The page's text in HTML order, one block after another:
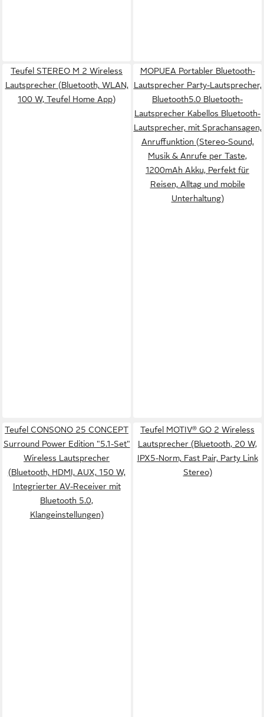
Teufel STEREO M 2 Wireless
Lautsprecher (Bluetooth, WLAN,
100 W, Teufel Home App)
MOPUEA Portabler Bluetooth-
Lautsprecher Party-Lautsprecher,
Bluetooth5.0 Bluetooth-
Lautsprecher Kabellos Bluetooth-
Lautsprecher, mit Sprachansagen,
Anruffunktion (Stereo-Sound,
Musik & Anrufe per Taste,
1200mAh Akku, Perfekt für
Reisen, Alltag und mobile
Unterhaltung)
Teufel CONSONO 25 CONCEPT
Surround Power Edition "5.1-Set"
Wireless Lautsprecher
(Bluetooth, HDMI, AUX, 150 W,
Integrierter AV-Receiver mit
Bluetooth 5.0,
Klangeinstellungen)
Teufel MOTIV® GO 2 Wireless
Lautsprecher (Bluetooth, 20 W,
IPX5-Norm, Fast Pair, Party Link
Stereo)